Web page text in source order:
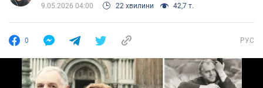
9.05.2026 04:00 22 хвилини 42,7 т.
0 РУС